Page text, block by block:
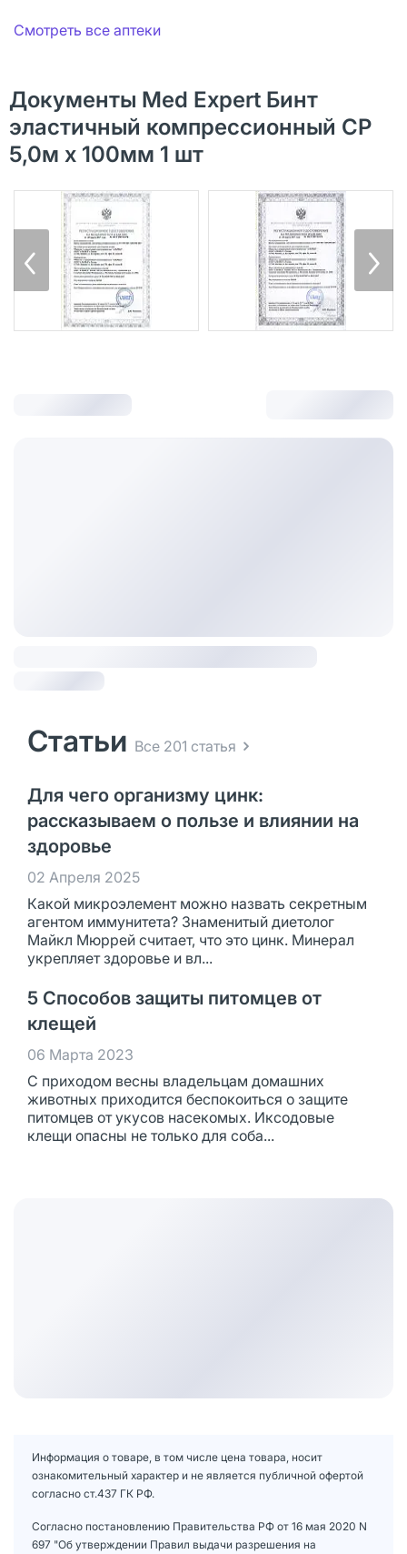
Смотреть все аптеки
Документы Med Expert Бинт
эластичный компрессионный СР
5,0м х 100мм 1 шт
Статьи Все 201 статья
Для чего организму цинк:
рассказываем о пользе и влиянии на
здоровье
02 Апреля 2025
Какой микроэлемент можно назвать секретным
агентом иммунитета? Знаменитый диетолог
Майкл Мюррей считает, что это цинк. Минерал
укрепляет здоровье и вл...
5 Способов защиты питомцев от
клещей
06 Марта 2023
С приходом весны владельцам домашних
животных приходится беспокоиться о защите
питомцев от укусов насекомых. Иксодовые
клещи опасны не только для соба...
Информация о товаре, в том числе цена товара, носит
ознакомительный характер и не является публичной офертой
согласно ст.437 ГК РФ.
Согласно постановлению Правительства РФ от 16 мая 2020 N
697 "Об утверждении Правил выдачи разрешения на